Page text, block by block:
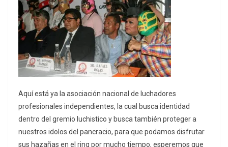
Aquí está ya la asociación nacional de luchadores
profesionales independientes, la cual busca identidad
dentro del gremio luchistico y busca también proteger a
nuestros idolos del pancracio, para que podamos disfrutar
sus hazañas en el ring por mucho tiempo, esperemos que